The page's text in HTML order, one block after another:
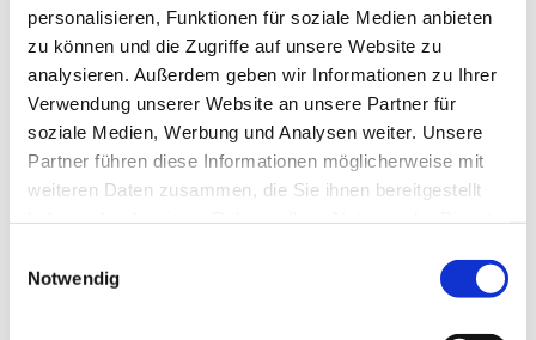
personalisieren, Funktionen für soziale Medien anbieten
zu können und die Zugriffe auf unsere Website zu
analysieren. Außerdem geben wir Informationen zu Ihrer
Verwendung unserer Website an unsere Partner für
soziale Medien, Werbung und Analysen weiter. Unsere
Partner führen diese Informationen möglicherweise mit
weiteren Daten zusammen, die Sie ihnen bereitgestellt
Notwendig
Dies könnte Sie auch interessieren